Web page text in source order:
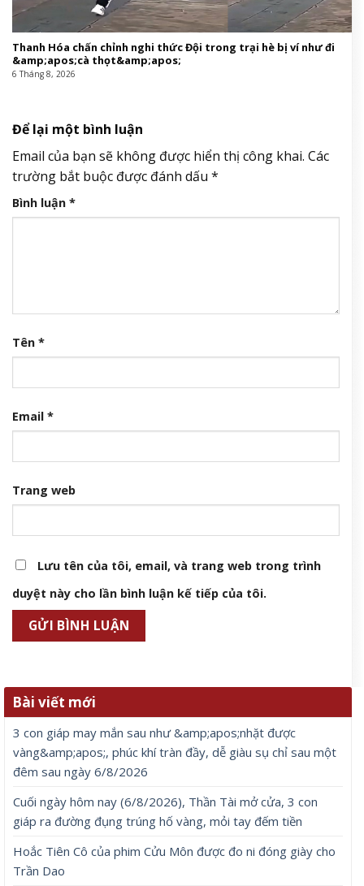
Thanh Hóa chấn chỉnh nghi thức Đội trong trại hè bị ví như đi
&amp;apos;cà thọt&amp;apos;
6 Tháng 8, 2026
Để lại một bình luận
Email của bạn sẽ không được hiển thị công khai. Các
trường bắt buộc được đánh dấu *
Bình luận *
Tên *
Email *
Trang web
Lưu tên của tôi, email, và trang web trong trình
duyệt này cho lần bình luận kế tiếp của tôi.
Bài viết mới
3 con giáp may mắn sau như &amp;apos;nhặt được
vàng&amp;apos;, phúc khí tràn đầy, dễ giàu sụ chỉ sau một
đêm sau ngày 6/8/2026
Cuối ngày hôm nay (6/8/2026), Thần Tài mở cửa, 3 con
giáp ra đường đụng trúng hố vàng, mỏi tay đếm tiền
Hoắc Tiên Cô của phim Cửu Môn được đo ni đóng giày cho
Trần Dao